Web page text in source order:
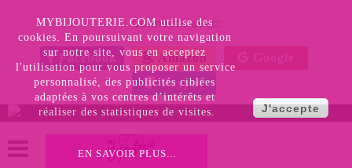
Connecté avec:
Facebook Amazon
Paypal
Nouveauté
Bijoux
à Graver
Colliers
Argent
MYBIJOUTERIE.COM utilise des
cookies. En poursuivant votre navigation
sur notre site, vous en acceptez
l'utilisation pour vous proposer un service
personnalisé, des publicités ciblées
adaptées à vos centres d’intérêts et
réaliser des statistiques de visites.
EN SAVOIR PLUS...
J'accepte